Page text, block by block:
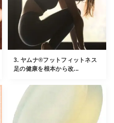
3. ヤムナ®︎フットフィットネス
足の健康を根本から改...